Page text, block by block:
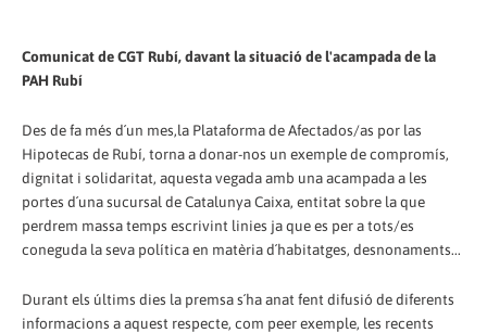
Comunicat de CGT Rubí, davant la situació de l'acampada de la
PAH Rubí
Des de fa més d´un mes,la Plataforma de Afectados/as por las
Hipotecas de Rubí, torna a donar-nos un exemple de compromís,
dignitat i solidaritat, aquesta vegada amb una acampada a les
portes d´una sucursal de Catalunya Caixa, entitat sobre la que
perdrem massa temps escrivint linies ja que es per a tots/es
coneguda la seva política en matèria d´habitatges, desnonaments...
Durant els últims dies la premsa s´ha anat fent difusió de diferents
informacions a aquest respecte, com peer exemple, les recents